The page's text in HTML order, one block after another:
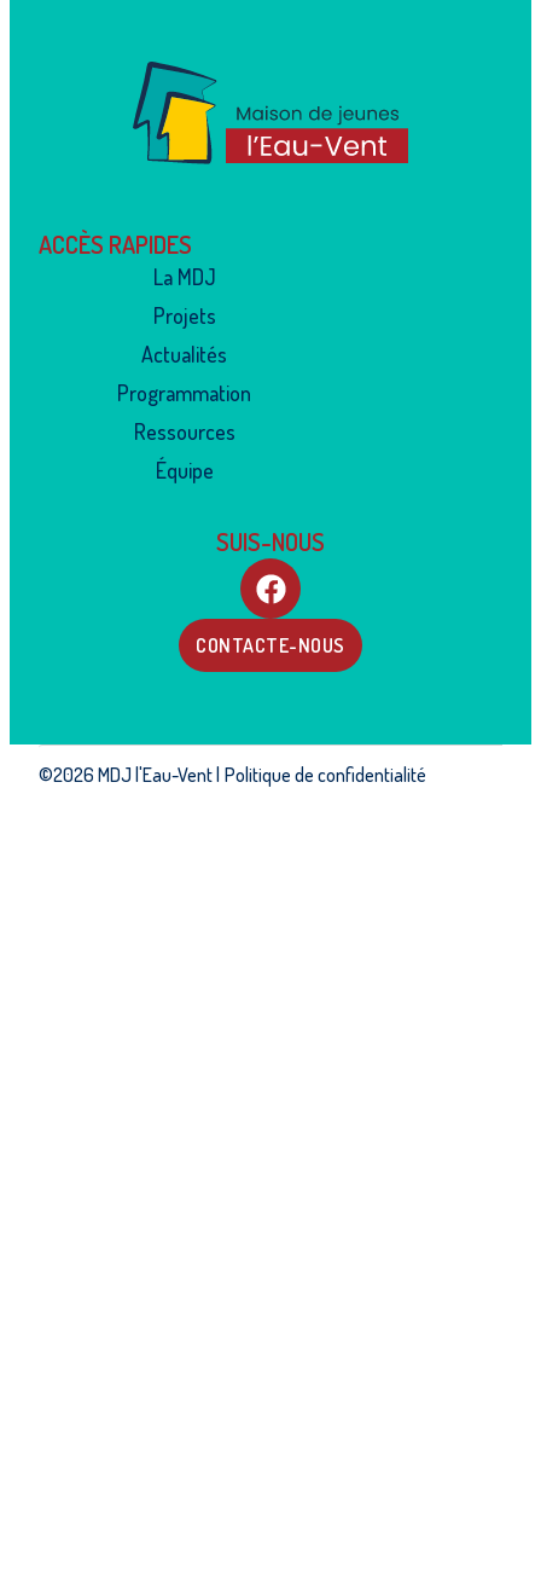
ACCÈS RAPIDES
La MDJ
Projets
Actualités
Programmation
Ressources
Équipe
SUIS-NOUS
CONTACTE-NOUS
©2026 MDJ l'Eau-Vent | Politique de confidentialité